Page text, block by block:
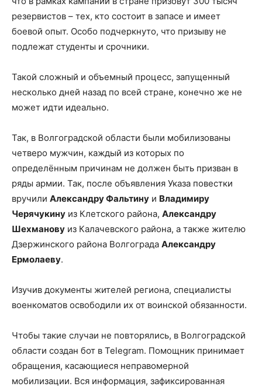
резервистов – тех, кто состоит в запасе и имеет
боевой опыт. Особо подчеркнуто, что призыву не
подлежат студенты и срочники.
Такой сложный и объемный процесс, запущенный
несколько дней назад по всей стране, конечно же не
может идти идеально.
Так, в Волгоградской области были мобилизованы
четверо мужчин, каждый из которых по
определённым причинам не должен быть призван в
ряды армии. Так, после объявления Указа повестки
вручили Александру Фальтину и Владимиру
Черячукину из Клетского района, Александру
Шехманову из Калачевского района, а также жителю
Дзержинского района Волгограда Александру
Ермолаеву.
Изучив документы жителей региона, специалисты
военкоматов освободили их от воинской обязанности.
Чтобы такие случаи не повторялись, в Волгоградской
области создан бот в Telegram. Помощник принимает
обращения, касающиеся неправомерной
мобилизации. Вся информация, зафиксированная